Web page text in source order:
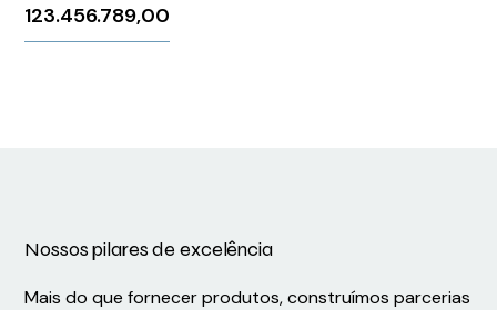
123.456.789,00
Nossos pilares de excelência
Mais do que fornecer produtos, construímos parcerias